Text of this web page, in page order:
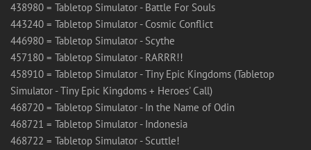
438980 = Tabletop Simulator - Battle For Souls
443240 = Tabletop Simulator - Cosmic Conflict
446980 = Tabletop Simulator - Scythe
457180 = Tabletop Simulator - RARRR!!
458910 = Tabletop Simulator - Tiny Epic Kingdoms (Tabletop
Simulator - Tiny Epic Kingdoms + Heroes' Call)
468720 = Tabletop Simulator - In the Name of Odin
468721 = Tabletop Simulator - Indonesia
468722 = Tabletop Simulator - Scuttle!